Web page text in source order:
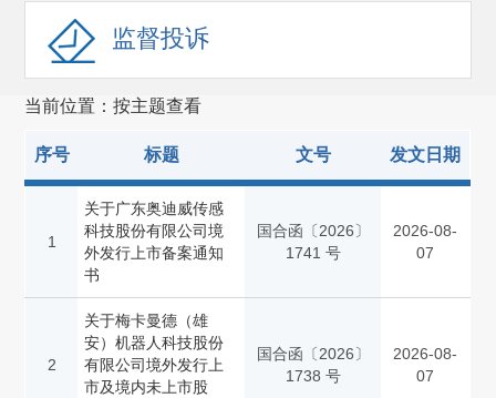
国际合作(1869)
证券服务机构监管(257)
其他(473)
监督投诉
当前位置：按主题查看
序号 标题 文号 发文日期
1
关于广东奥迪威传感
科技股份有限公司境
外发行上市备案通知
书
国合函〔2026〕
1741 号
2026-08-
07
2
关于梅卡曼德（雄
安）机器人科技股份
有限公司境外发行上
市及境内未上市股
国合函〔2026〕
1738 号
2026-08-
07